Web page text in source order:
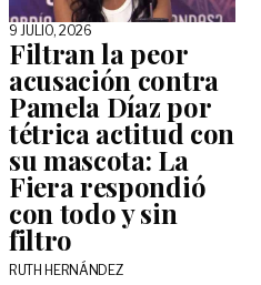
9 JULIO, 2026
Filtran la peor
acusación contra
Pamela Díaz por
tétrica actitud con
su mascota: La
Fiera respondió
con todo y sin
filtro
RUTH HERNÁNDEZ